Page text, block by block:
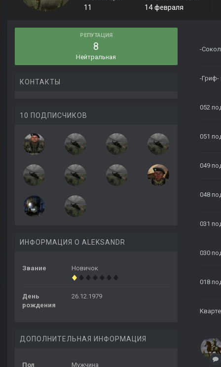
11 14 февраля
РЕПУТАЦИЯ
8
Нейтральная
КОНТАКТЫ
10 ПОДПИСЧИКОВ
ИНФОРМАЦИЯ О ALEKSANDR
Звание Новичок
День
рождения
26.12.1979
ДОПОЛНИТЕЛЬНАЯ ИНФОРМАЦИЯ
Пол Мужчина
-
-Гриф-
052
051
049
048
031
030
018